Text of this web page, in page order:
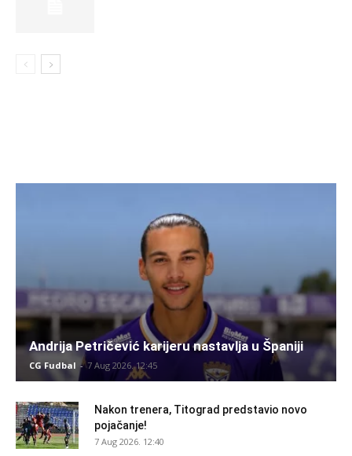
Andrija Petričević karijeru nastavlja u Španiji
CG Fudbal - 7 Aug 2026. 12:45
Nakon trenera, Titograd predstavio novo
pojačanje!
7 Aug 2026. 12:40